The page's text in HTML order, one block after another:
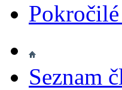
Seznam